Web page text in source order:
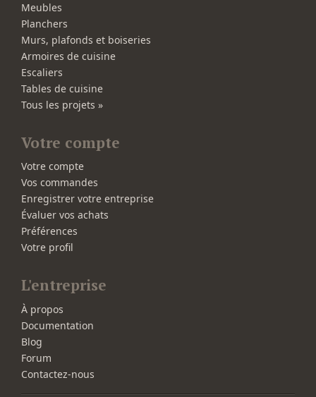
Meubles
Planchers
Murs, plafonds et boiseries
Armoires de cuisine
Escaliers
Tables de cuisine
Tous les projets »
Votre compte
Votre compte
Vos commandes
Enregistrer votre entreprise
Évaluer vos achats
Préférences
Votre profil
L'entreprise
À propos
Documentation
Blog
Forum
Contactez-nous